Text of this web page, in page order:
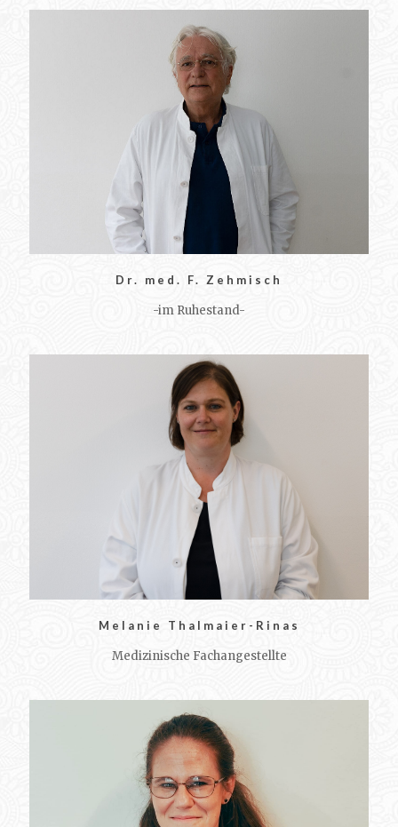
Dr. med. F. Zehmisch
-im Ruhestand-
Melanie Thalmaier-Rinas
Medizinische Fachangestellte